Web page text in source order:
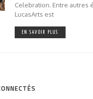
Celebration. Entre autres
LucasArts est
EN SAVOIR PLUS